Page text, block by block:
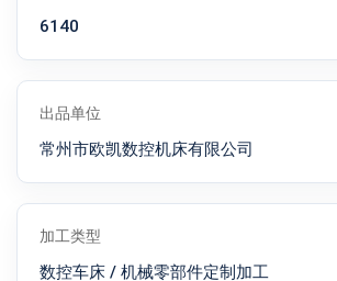
6140
出品单位
常州市欧凯数控机床有限公司
加工类型
数控车床 / 机械零部件定制加工